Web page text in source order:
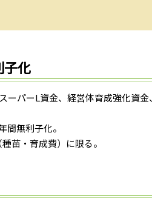
子化
ーパーL資金、経営体育成強化資
間無利子化。
苗・育成費）に限る。